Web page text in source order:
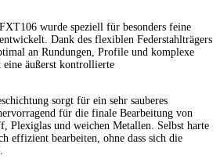
wurde speziell für besonders feine
Dank des flexiblen Federstahlträgers
an Rundungen, Profile und komplexe
äußerst kontrollierte
sorgt für ein sehr sauberes
für die finale Bearbeitung von
Plexiglas und weichen Metallen. Selbst harte
effizient bearbeiten, ohne dass sich die